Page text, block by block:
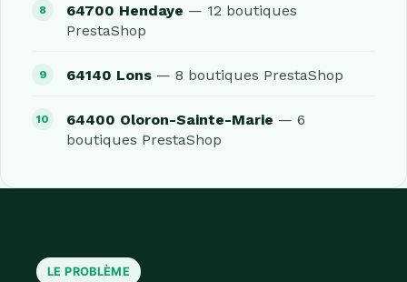
64700 Hendaye — 12 boutiques
PrestaShop
64140 Lons — 8 boutiques PrestaShop
64400 Oloron-Sainte-Marie — 6
boutiques PrestaShop
LE PROBLÈME